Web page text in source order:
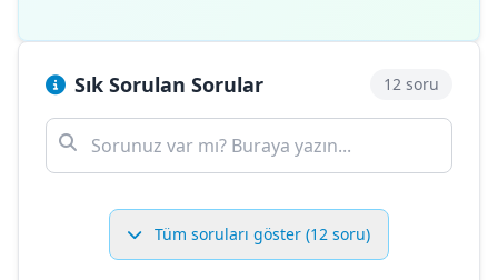
Sık Sorulan Sorular 12 soru
Tüm soruları göster (12 soru)